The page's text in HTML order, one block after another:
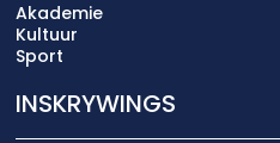
Akademie
Kultuur
Sport
INSKRYWINGS